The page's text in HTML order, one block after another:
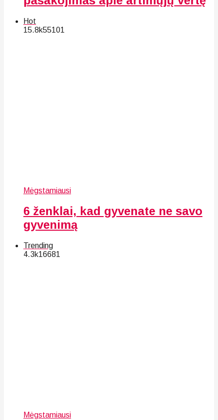
Hot
15.8k55101
Mėgstamiausi
6 ženklai, kad gyvenate ne savo
gyvenimą
Trending
4.3k16681
Mėgstamiausi